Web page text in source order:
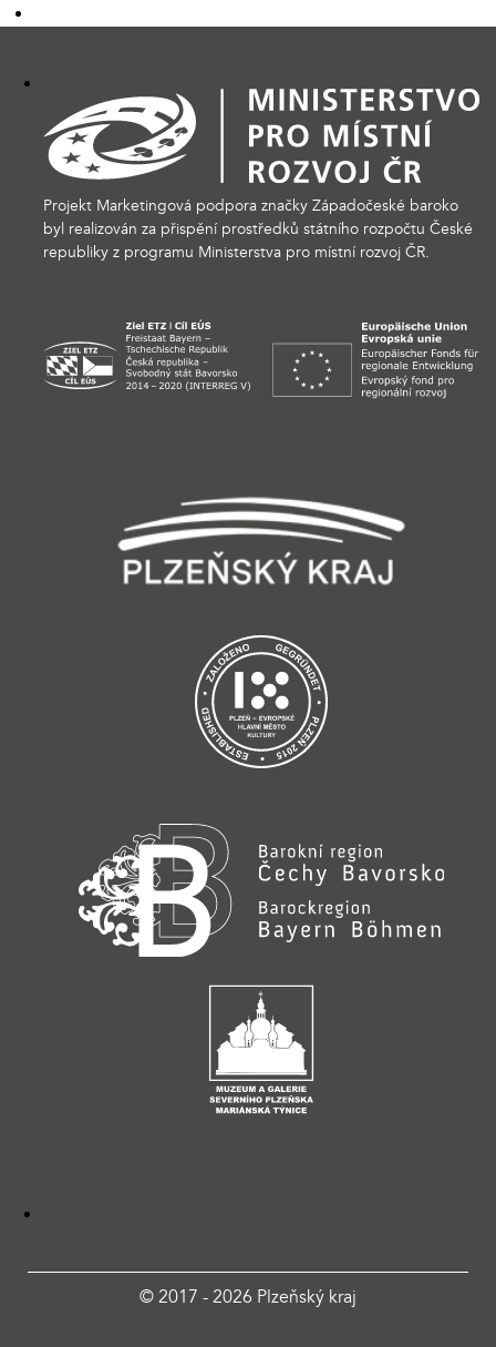
Projekt Marketingová podpora značky Západočeské baroko
byl realizován za přispění prostředků státního rozpočtu České
republiky z programu Ministerstva pro místní rozvoj ČR.
© 2017 - 2026 Plzeňský kraj